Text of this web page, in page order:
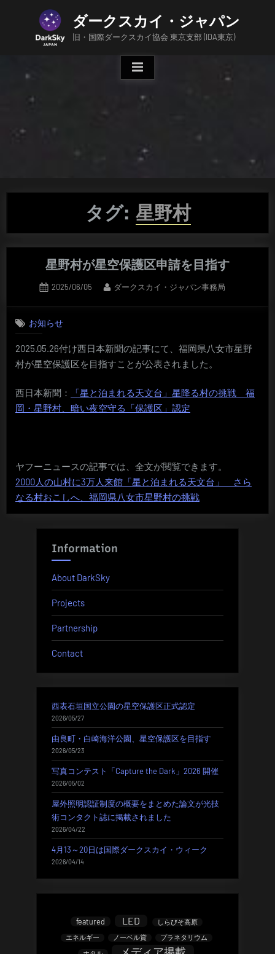
ダークスカイ・ジャパン
旧・国際ダークスカイ協会 東京支部 (IDA東京)
タグ: 星野村
星野村が星空保護区申請を目指す
Posted
2025/06/05 By
ダークスカイ・ジャパン事務局
お知らせ
2025.05.26付け西日本新聞の記事にて、福岡県八女市星野
村が星空保護区を目指すことが公表されました。
西日本新聞：
「星と泊まれる天文台」星降る村の挑戦 福
岡・星野村、暗い夜空守る「保護区」認定
ヤフーニュースの記事では、全文が閲覧できます。
2000人の山村に3万人来館「星と泊まれる天文台」 さら
なる村おこしへ、福岡県八女市星野村の挑戦
Information
About DarkSky
Projects
Partnership
Contact
西表石垣国立公園の星空保護区正式認定
2026/05/27
由良町・白崎海洋公園、星空保護区を目指す
2026/05/23
写真コンテスト「Capture the Dark」2026 開催
2026/05/02
屋外照明認証制度の概要をまとめた論文が光技
術コンタクト誌に掲載されました
2026/04/22
4月13～20日は国際ダークスカイ・ウィーク
2026/04/14
featured LED
しらびそ高原
エネルギー
ノーベル賞
プラネタリウム